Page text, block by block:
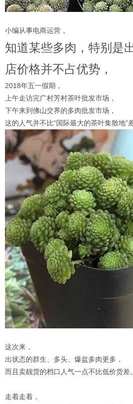
小编从事电商运营，
知道某些多肉，特别是
店价格并不占优势，
2018年五一假期，
上午走访完广村芳村茶叶批发市场，
下午来到佛山交界的多肉批发市场，
这的人气并不比“国际最大的茶叶集散地”差
这次来，
出状态的群生、多头、爆盆多肉更多，
而且卖靓货的档口人气一点不比低价货差。
走着走着，